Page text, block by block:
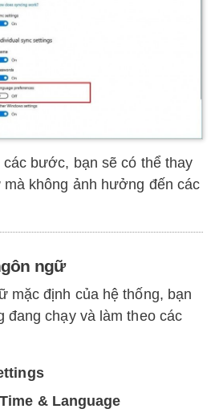
bước, bạn sẽ có thể thay
không ảnh hưởng đến các
ngữ
mặc định của hệ thống, bạn
đang chạy và làm theo các
Time & Language